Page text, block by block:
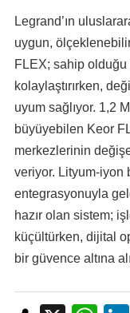
Legrand’ın
uygun,
FLEX; sahip
kolaylaştırırken,
uyum sağlıyor. 1,2
büyüyebilen Keor
merkezlerinin
veriyor. Lityum-iyon
entegrasyonuyla
hazır olan sistem;
küçültürken, dijital
bir güvence altına